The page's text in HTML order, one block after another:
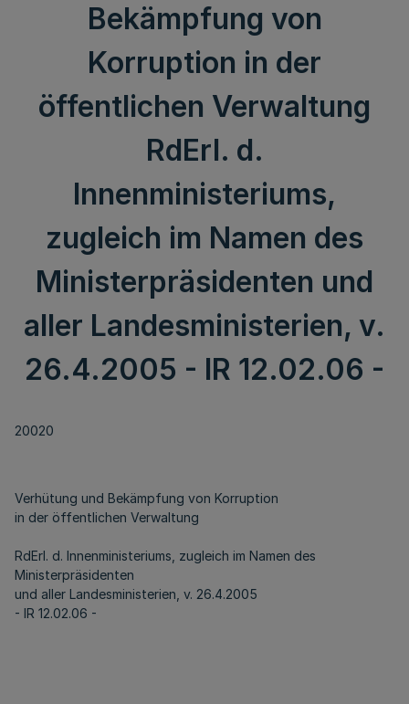
Bekämpfung von
Korruption in der
öffentlichen Verwaltung
RdErl. d.
Innenministeriums,
zugleich im Namen des
Ministerpräsidenten und
aller Landesministerien, v.
26.4.2005 - IR 12.02.06 -
20020
Verhütung und Bekämpfung von Korruption
in der öffentlichen Verwaltung
RdErl. d. Innenministeriums, zugleich im Namen des
Ministerpräsidenten
und aller Landesministerien, v. 26.4.2005
- IR 12.02.06 -